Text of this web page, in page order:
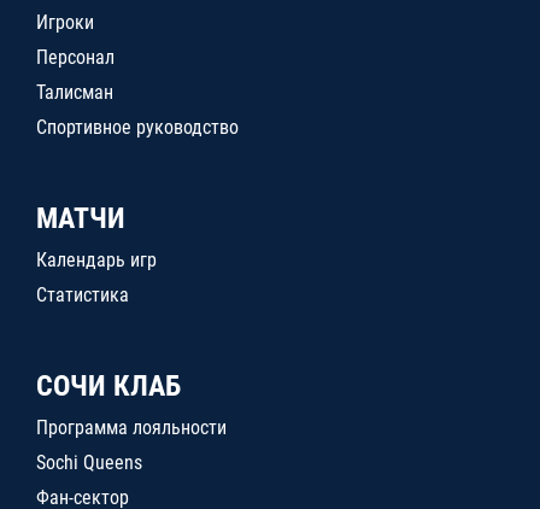
Игроки
Персонал
Талисман
Спортивное руководство
МАТЧИ
Календарь игр
Статистика
СОЧИ КЛАБ
Программа лояльности
Sochi Queens
Фан-сектор